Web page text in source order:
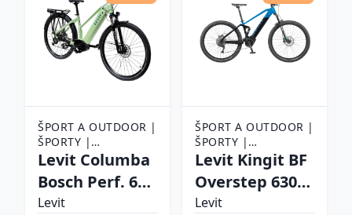
ŠPORT A OUTDOOR |
ŠPORTY |
CYKLISTIKA |
Levit Columba
Bosch Perf. 625
28" Matt Mint -
Levit
ŠPORT A OUTDOOR |
ŠPORTY |
CYKLISTIKA |
ELEKTROBICYKLE
Levit Kingit BF
Overstep 630
29" - model
Levit